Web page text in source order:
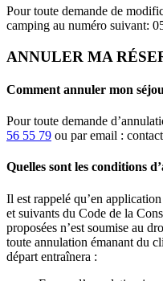
Pour toute demande de
camping au numéro suivant:
ANNULER MA
Comment annuler mon
Pour toute demande
56 55 79 ou par email :
Quelles sont les conditions
Il est rappelé qu’en
et suivants du Code de la
proposées n’est soumise au
toute annulation émanant du
départ entraînera :